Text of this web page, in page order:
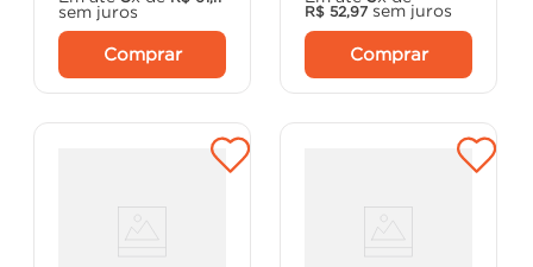
sem juros
Comprar
R$ 52,97 sem juros
Comprar